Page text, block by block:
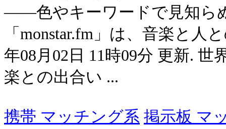
――色やキーワードで見知ら
「monstar.fm」は、音楽と人
年08月02日 11時09分 更新.
楽との出合い ...
携帯 マッチング系 掲示板 マ